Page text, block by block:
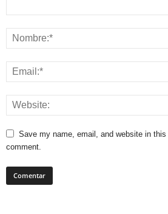
Save my name, email, and website in this
comment.